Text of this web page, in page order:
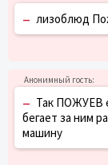
– лизоблюд
– Так ПОЖУЕВ
бегает за ним
машину